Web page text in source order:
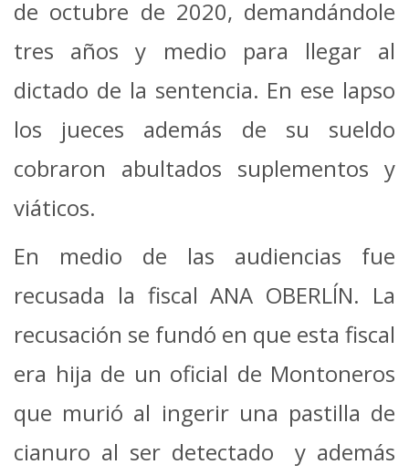
de octubre de 2020, demandándole
tres años y medio para llegar al
dictado de la sentencia. En ese lapso
los jueces además de su sueldo
cobraron abultados suplementos y
viáticos.
En medio de las audiencias fue
recusada la fiscal ANA OBERLÍN. La
recusación se fundó en que esta fiscal
era hija de un oficial de Montoneros
que murió al ingerir una pastilla de
cianuro al ser detectado y además